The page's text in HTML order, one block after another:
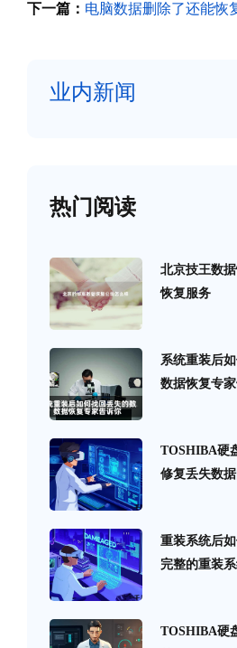
下一篇： 电脑数据删除了还能恢
业内新闻
热门阅读
北京技王数
恢复服务
系统重装后
数据恢复专
TOSHIBA硬
修复丢失数
重装系统后
完整的重装
TOSHIBA硬